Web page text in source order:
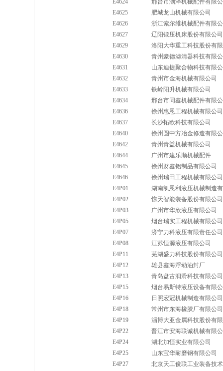
E4624
邢台市渤泽机械配件有限
E4625
肥城龙山机械有限公司
E4626
浙江索尔维机械配件有限
E4627
辽阳锻压机床股份有限公司
E4629
洛阳大华重工科技股份有
E4630
青州豪德滤清器科技有限
E4631
山东迪捷聚合物科技有限
E4632
青州市金海机械有限公司
E4633
铁岭阳升机械有限公司
E4634
邢台市同鑫机械配件有限
E4636
徐州惠恩工程机械有限公司
E4637
长沙拓欧科技有限公司
E4640
徐州圆中方冶金修造有限
E4642
青州青益机械有限公司
E4644
广州市建乐顺机械配件
E4645
徐州财鑫铝制品有限公司
E4646
徐州瑞田工程机械有限公司
E4P01
湖南凯恩利液压机械制造
E4P02
惊天智能装备股份有限公司
E4P03
广州市华欣液压有限公司
E4P05
烟台瑞实工程机械有限公司
E4P07
济宁力科液压有限责任公司
E4P08
江苏恒源液压有限公司
E4P11
芜湖盛力科技股份有限公司
E4P12
雄县鑫海浮动油封厂
E4P13
青岛盘古润滑科技有限公司
E4P15
烟台易斯特液压设备有限
E4P16
日照宏冠机械制造有限公司
E4P18
常州市东海橡胶厂有限公司
E4P19
淄博大亚金属科技股份有
E4P22
晋江市安海联诚机械有限
E4P24
湖北加恒实业有限公司
E4P25
山东宝华耐磨钢有限公司
E4P27
北京天工俊联工业装备技